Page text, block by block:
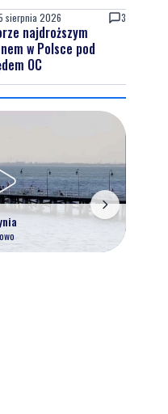
sierpnia 2026 3
najdroższym
w Polsce pod
OC